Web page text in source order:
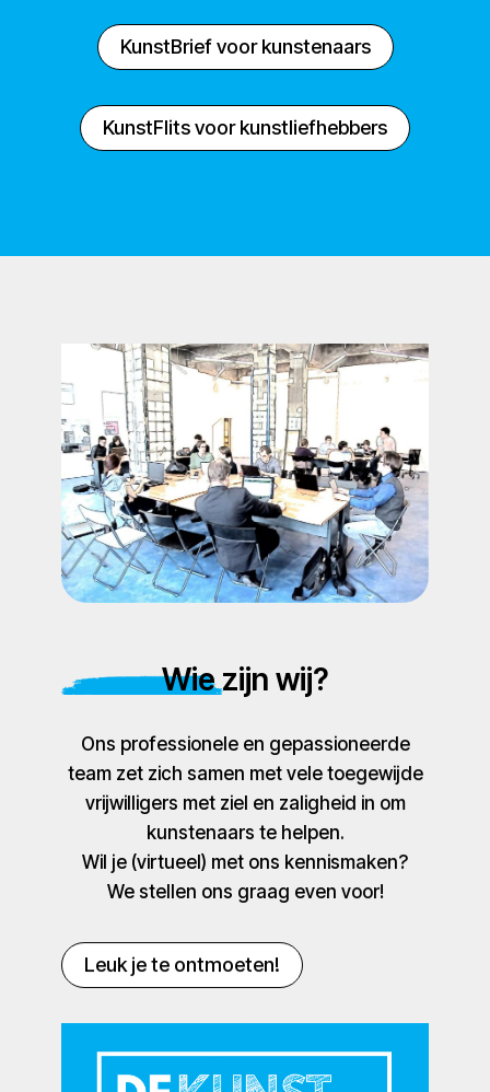
KunstBrief voor kunstenaars
KunstFlits voor kunstliefhebbers
Wie zijn wij?
Ons professionele en gepassioneerde
team zet zich samen met vele toegewijde
vrijwilligers met ziel en zaligheid in om
kunstenaars te helpen.
Wil je (virtueel) met ons kennismaken?
We stellen ons graag even voor!
Leuk je te ontmoeten!